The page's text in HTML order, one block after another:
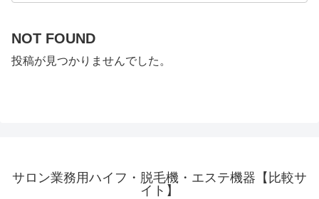
NOT FOUND
投稿が見つかりませんでした。
サロン業務用ハイフ・脱毛機・エステ機器【比較サ
イト】